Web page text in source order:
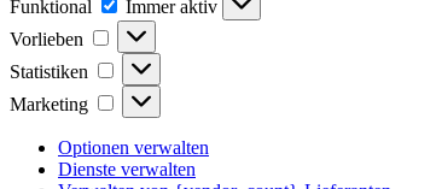
Funktional
Immer aktiv
Vorlieben
Vorlieben
Statistiken Statistiken
Marketing Marketing
Optionen verwalten
Dienste verwalten